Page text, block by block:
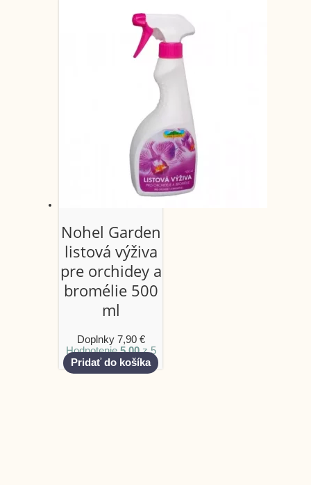
Nohel Garden
listová výživa
pre orchidey a
bromélie 500
ml
Doplnky 7,90 €
Hodnotenie5.00z 5
Pridať do košíka